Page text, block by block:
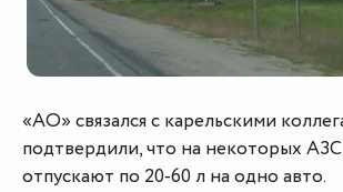
«АО» связался с карельскими
подтвердили, что на некоторых
отпускают по 20-60 л на одно авто.